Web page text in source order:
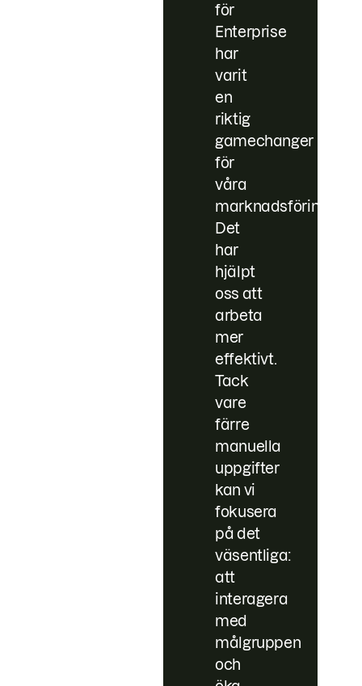
för
Enterprise
har
varit
en
riktig
gamechanger
för
våra
Det
har
hjälpt
oss att
arbeta
mer
effektivt.
Tack
vare
färre
manuella
uppgifter
kan vi
fokusera
på det
väsentliga:
att
interagera
med
målgruppen
och